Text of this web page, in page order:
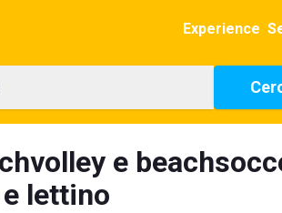
Experience
e
lettino